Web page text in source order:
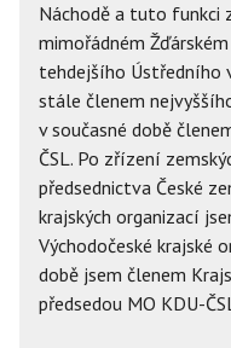
Náchodě a tuto funkci
mimořádném
tehdejšího Ústředního
stále členem
v současné době
ČSL. Po zřízení
předsednictva České
krajských organizací
Východočeské krajské
době jsem členem
předsedou MO KDU-